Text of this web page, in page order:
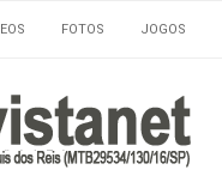
FOTOS JOGOS